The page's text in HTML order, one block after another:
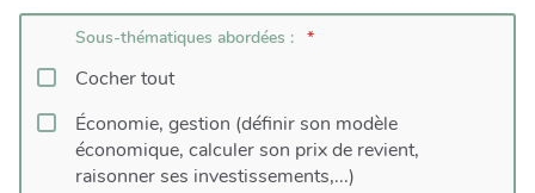
Logistique
Numérique (dont e-commerce)
Commercialisation (autre que e-commerce)
Transformation des produits
Structuration des filières locales
Communication, promotion
Sous-thématiques abordées :
Cocher tout
Économie, gestion (définir son modèle
économique, calculer son prix de revient,
raisonner ses investissements,...)